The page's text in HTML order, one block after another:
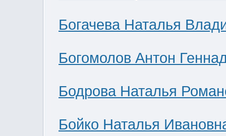
Богачева Наталья
Богомолов Антон
Бодрова Наталья
Бойко Наталья